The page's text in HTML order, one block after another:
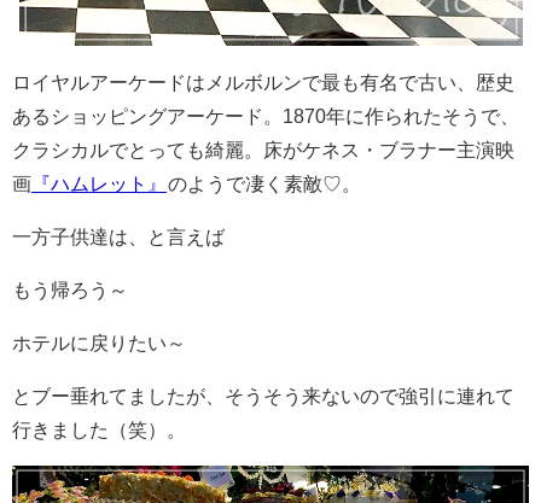
ロイヤルアーケードはメルボルンで最も有名で古い、歴史
あるショッピングアーケード。1870年に作られたそうで、
クラシカルでとっても綺麗。床がケネス・ブラナー主演映
画 『ハムレット』 のようで凄く素敵♡。
一方子供達は、と言えば
もう帰ろう～
ホテルに戻りたい～
とブー垂れてましたが、そうそう来ないので強引に連れて
行きました（笑）。